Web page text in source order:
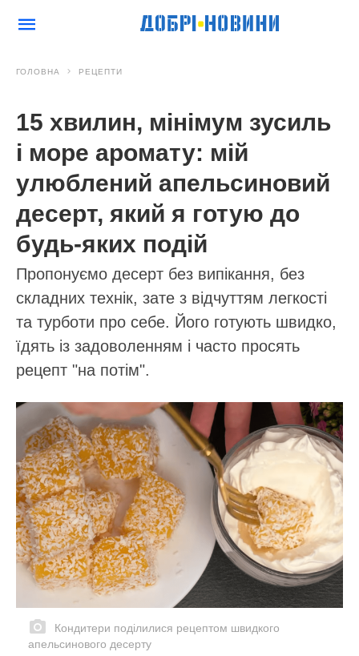
ГОЛОВНА РЕЦЕПТИ
15 хвилин, мінімум зусиль
і море аромату: мій
улюблений апельсиновий
десерт, який я готую до
будь-яких подій
Пропонуємо десерт без випікання, без
складних технік, зате з відчуттям легкості
та турботи про себе. Його готують швидко,
їдять із задоволенням і часто просять
рецепт "на потім".
Кондитери поділилися рецептом швидкого
апельсинового десерту